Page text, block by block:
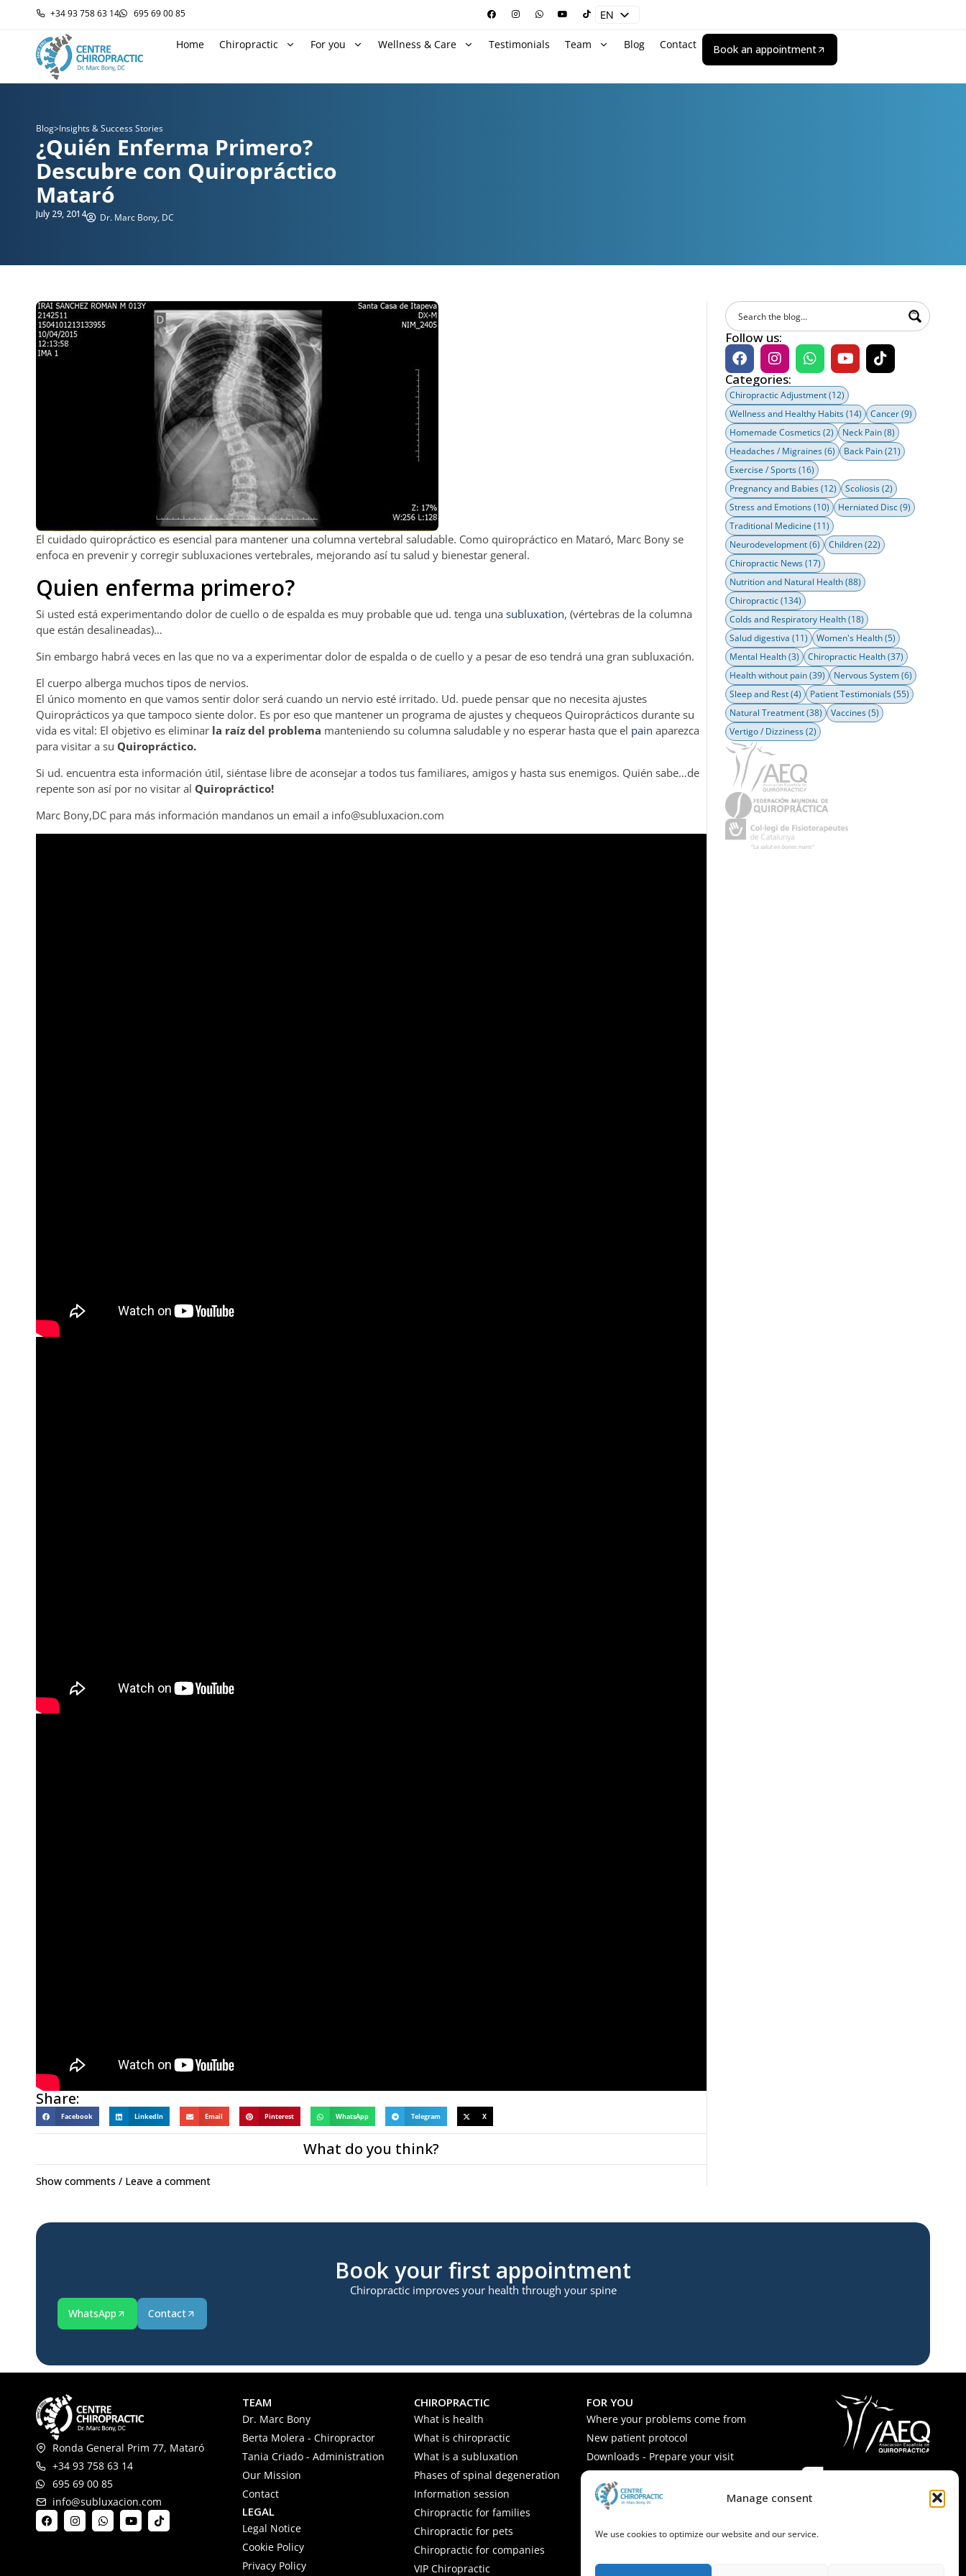
Manage consent
We use cookies to optimize our website and our service.
+34 93 758 63 14 695 69 00 85
EN
Home Chiropractic For you Wellness & Care Testimonials Team Blog Contact Book an appointment
Blog>Insights & Success Stories
¿Quién Enferma Primero?
Descubre con Quiropráctico
Mataró
July 29, 2014 Dr. Marc Bony, DC
El cuidado quiropráctico es esencial para mantener una columna vertebral saludable. Como quiropráctico en Mataró, Marc Bony se
enfoca en prevenir y corregir subluxaciones vertebrales, mejorando así tu salud y bienestar general.
Quien enferma primero?
Si usted está experimentando dolor de cuello o de espalda es muy probable que ud. tenga una subluxation, (vértebras de la columna
que están desalineadas)…
Sin embargo habrá veces en las que no va a experimentar dolor de espalda o de cuello y a pesar de eso tendrá una gran subluxación.
El cuerpo alberga muchos tipos de nervios.
El único momento en que vamos sentir dolor será cuando un nervio esté irritado. Ud. puede pensar que no necesita ajustes
Quiroprácticos ya que tampoco siente dolor. Es por eso que mantener un programa de ajustes y chequeos Quiroprácticos durante su
vida es vital: El objetivo es eliminar la raíz del problema manteniendo su columna saludable y no esperar hasta que el pain aparezca
para visitar a su Quiropráctico.
Si ud. encuentra esta información útil, siéntase libre de aconsejar a todos tus familiares, amigos y hasta sus enemigos. Quién sabe…de
repente son así por no visitar al Quiropráctico!
Marc Bony,DC para más información mandanos un email a info@subluxacion.com
Share:
Facebook LinkedIn Email Pinterest WhatsApp Telegram X
What do you think?
Show comments / Leave a comment
Follow us:
Categories:
Chiropractic Adjustment(12)
Wellness and Healthy Habits(14) Cancer(9)
Homemade Cosmetics(2) Neck Pain(8)
Headaches / Migraines(6) Back Pain(21)
Exercise / Sports(16)
Pregnancy and Babies(12) Scoliosis(2)
Stress and Emotions(10) Herniated Disc(9)
Traditional Medicine (11)
Neurodevelopment(6) Children(22)
Chiropractic News(17)
Nutrition and Natural Health(88)
Chiropractic(134)
Colds and Respiratory Health(18)
Salud digestiva (11) Women's Health(5)
Mental Health(3) Chiropractic Health(37)
Health without pain(39) Nervous System(6)
Sleep and Rest(4) Patient Testimonials(55)
Natural Treatment(38) Vaccines(5)
Vertigo / Dizziness(2)
Book your first appointment
Chiropractic improves your health through your spine
WhatsApp Contact
Ronda General Prim 77, Mataró
+34 93 758 63 14
695 69 00 85
info@subluxacion.com
TEAM
Dr. Marc Bony
Berta Molera - Chiropractor
Tania Criado - Administration
Our Mission
Contact
LEGAL
Legal Notice
Cookie Policy
Privacy Policy
CHIROPRACTIC
What is health
What is chiropractic
What is a subluxation
Phases of spinal degeneration
Information session
Chiropractic for families
Chiropractic for pets
Chiropractic for companies
VIP Chiropractic
FOR YOU
Where your problems come from
New patient protocol
Downloads - Prepare your visit
Nutrition tips and recipes
Frequently Asked Questions